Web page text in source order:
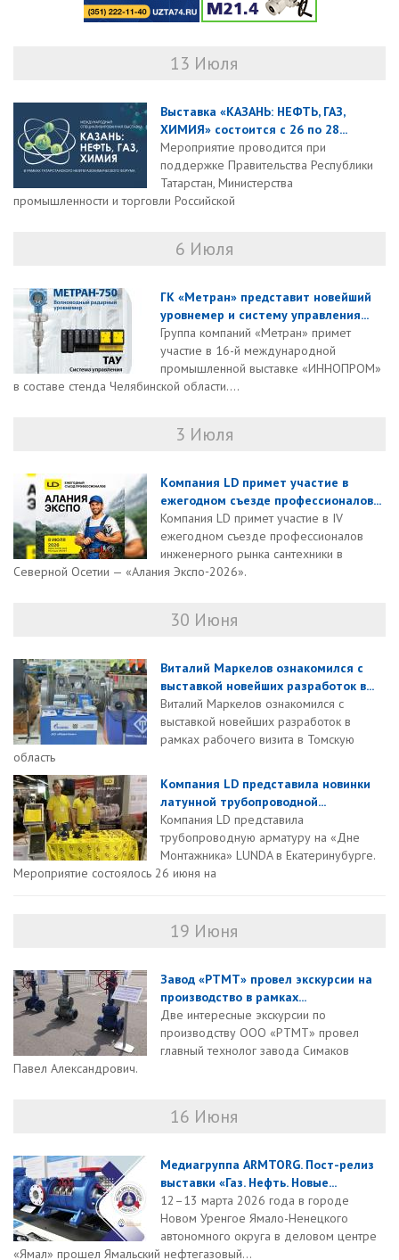
13 Июля
Выставка «КАЗАНЬ: НЕФТЬ, ГАЗ,
ХИМИЯ» состоится с 26 по 28...
Мероприятие проводится при
поддержке Правительства Республики
Татарстан, Министерства
промышленности и торговли Российской
6 Июля
ГК «Метран» представит новейший
уровнемер и систему управления...
Группа компаний «Метран» примет
участие в 16-й международной
промышленной выставке «ИННОПРОМ»
в составе стенда Челябинской области....
3 Июля
Компания LD примет участие в
ежегодном съезде профессионалов...
Компания LD примет участие в IV
ежегодном съезде профессионалов
инженерного рынка сантехники в
Северной Осетии — «Алания Экспо‑2026».
30 Июня
Виталий Маркелов ознакомился с
выставкой новейших разработок в...
Виталий Маркелов ознакомился с
выставкой новейших разработок в
рамках рабочего визита в Томскую
область
Компания LD представила новинки
латунной трубопроводной...
Компания LD представила
трубопроводную арматуру на «Дне
Монтажника» LUNDA в Екатеринубурге.
Мероприятие состоялось 26 июня на
19 Июня
Завод «РТМТ» провел экскурсии на
производство в рамках...
Две интересные экскурсии по
производству ООО «РТМТ» провел
главный технолог завода Симаков
Павел Александрович.
16 Июня
Медиагруппа ARMTORG. Пост-релиз
выставки «Газ. Нефть. Новые...
12–13 марта 2026 года в городе
Новом Уренгое Ямало-Ненецкого
автономного округа в деловом центре
«Ямал» прошел Ямальский нефтегазовый...